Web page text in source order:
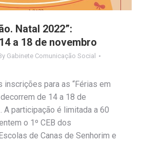
Natal 2022”:
a 18 de novembro
Gabinete Comunicação Social
inscrições para as “Férias em
de 14 a 18 de
A participação é limitada a 60
o 1º CEB dos
de Canas de Senhorim e